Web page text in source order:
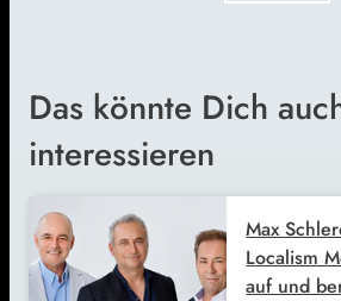
Das könnte Dich
interessieren
Max
Localism
auf und